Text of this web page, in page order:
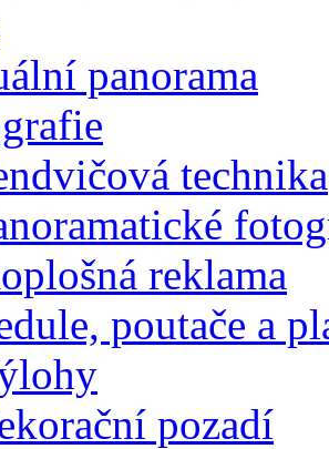
panorama
technika
reklama
poutače a
pozadí